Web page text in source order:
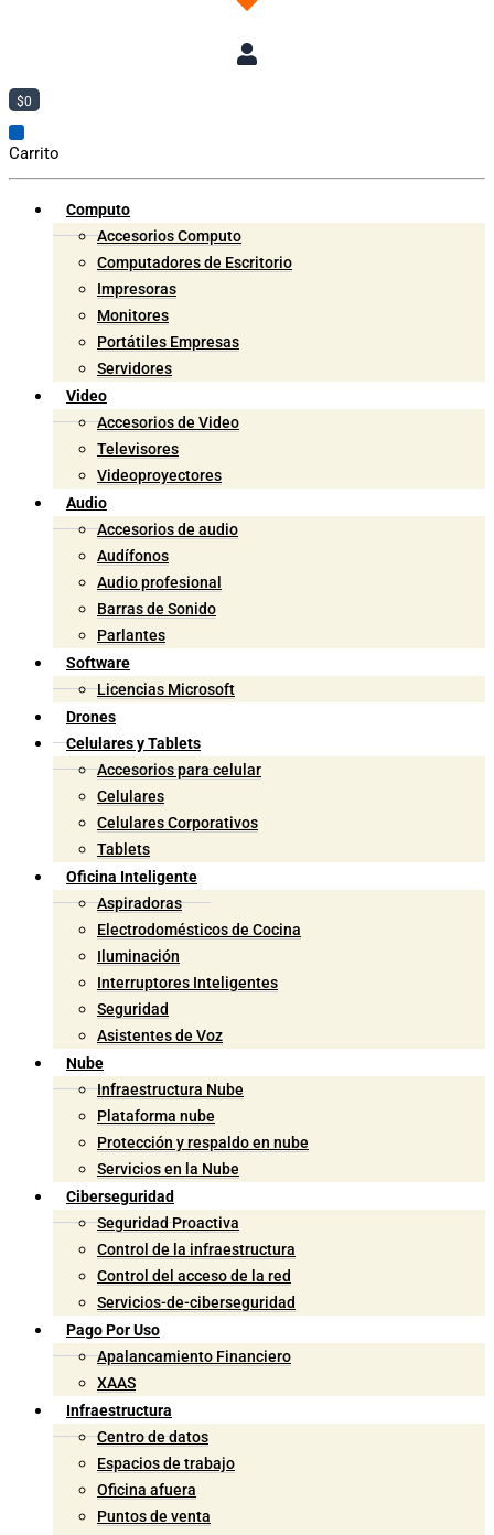
$0
Carrito
Computo
Accesorios Computo
Computadores de Escritorio
Impresoras
Monitores
Portátiles Empresas
Servidores
Video
Accesorios de Video
Televisores
Videoproyectores
Audio
Accesorios de audio
Audífonos
Audio profesional
Barras de Sonido
Parlantes
Software
Licencias Microsoft
Drones
Celulares y Tablets
Accesorios para celular
Celulares
Celulares Corporativos
Tablets
Oficina Inteligente
Aspiradoras
Electrodomésticos de Cocina
Iluminación
Interruptores Inteligentes
Seguridad
Asistentes de Voz
Nube
Infraestructura Nube
Plataforma nube
Protección y respaldo en nube
Servicios en la Nube
Ciberseguridad
Seguridad Proactiva
Control de la infraestructura
Control del acceso de la red
Servicios-de-ciberseguridad
Pago Por Uso
Apalancamiento Financiero
XAAS
Infraestructura
Centro de datos
Espacios de trabajo
Oficina afuera
Puntos de venta